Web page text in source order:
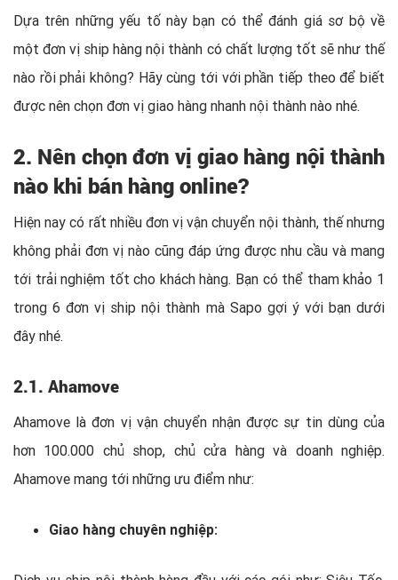
Dựa trên những yếu tố này bạn có thể đánh giá sơ bộ về
một đơn vị ship hàng nội thành có chất lượng tốt sẽ như thế
nào rồi phải không? Hãy cùng tới với phần tiếp theo để biết
được nên chọn đơn vị giao hàng nhanh nội thành nào nhé.
2. Nên chọn đơn vị giao hàng nội thành
nào khi bán hàng online?
Hiện nay có rất nhiều đơn vị vận chuyển nội thành, thế nhưng
không phải đơn vị nào cũng đáp ứng được nhu cầu và mang
tới trải nghiệm tốt cho khách hàng. Bạn có thể tham khảo 1
trong 6 đơn vị ship nội thành mà Sapo gợi ý với bạn dưới
đây nhé.
2.1. Ahamove
Ahamove là đơn vị vận chuyển nhận được sự tin dùng của
hơn 100.000 chủ shop, chủ cửa hàng và doanh nghiệp.
Ahamove mang tới những ưu điểm như:
Giao hàng chuyên nghiệp: